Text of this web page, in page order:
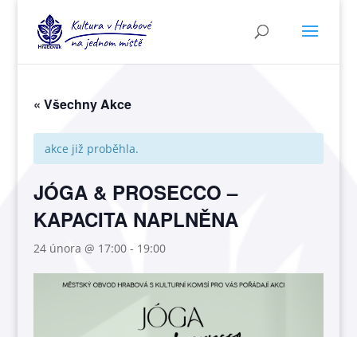
« Všechny Akce
akce již proběhla.
JÓGA & PROSECCO –
KAPACITA NAPLNĚNA
24 února @ 17:00 - 19:00